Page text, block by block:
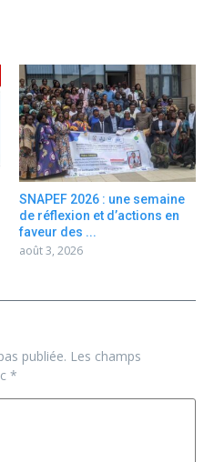
SNAPEF 2026 : une semaine
de réflexion et d’actions en
faveur des ...
août 3, 2026
publiée. Les champs
*